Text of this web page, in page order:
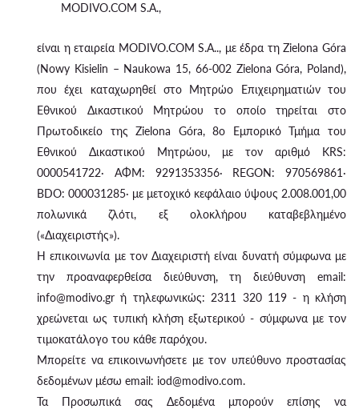
MODIVO.COM S.A.,
είναι η εταιρεία MODIVO.COM S.A.., με έδρα τη Zielona Góra
(Nowy Kisielin – Naukowa 15, 66-002 Zielona Góra, Poland),
που έχει καταχωρηθεί στο Μητρώο Επιχειρηματιών του
Εθνικού Δικαστικού Μητρώου το οποίο τηρείται στο
Πρωτοδικείο της Zielona Góra, 8ο Εμπορικό Τμήμα του
Εθνικού Δικαστικού Μητρώου, με τον αριθμό KRS:
0000541722· ΑΦΜ: 9291353356· REGON: 970569861·
BDO: 000031285· με μετοχικό κεφάλαιο ύψους 2.008.001,00
πολωνικά ζλότι, εξ ολοκλήρου καταβεβλημένο
(«Διαχειριστής»).
Η επικοινωνία με τον Διαχειριστή είναι δυνατή σύμφωνα με
την προαναφερθείσα διεύθυνση, τη διεύθυνση email:
info@modivo.gr ή τηλεφωνικώς: 2311 320 119 - η κλήση
χρεώνεται ως τυπική κλήση εξωτερικού - σύμφωνα με τον
τιμοκατάλογο του κάθε παρόχου.
Μπορείτε να επικοινωνήσετε με τον υπεύθυνο προστασίας
δεδομένων μέσω email: iod@modivo.com.
Τα Προσωπικά σας Δεδομένα μπορούν επίσης να